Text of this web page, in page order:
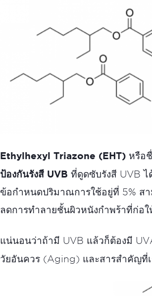
Ethylhexyl Triazone (EHT) หรือ
ป้องกันรังสี UVB ที่ดูดซับรังสี UVB
ข้อกำหนดปริมาณการใช้อยู่ที่ 5% ส
ลดการทำลายชั้นผิวหนังกำพร้าที่ก่อใ
แน่นอนว่าถ้ามี UVB แล้วก็ต้องมี
วัยอันควร (Aging) และสารสำคัญที่